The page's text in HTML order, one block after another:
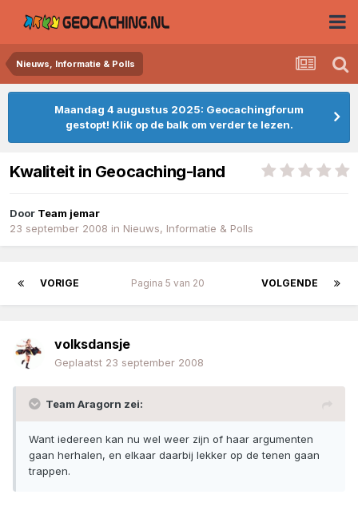
Nieuws, Informatie & Polls
Maandag 4 augustus 2025: Geocachingforum
gestopt! Klik op de balk om verder te lezen.
Kwaliteit in Geocaching-land
Door Team jemar
23 september 2008 in Nieuws, Informatie & Polls
VORIGE VOLGENDE
Pagina 5 van 20
volksdansje
Geplaatst 23 september 2008
Team Aragorn zei:
Want iedereen kan nu wel weer zijn of haar argumenten
gaan herhalen, en elkaar daarbij lekker op de tenen gaan
trappen.